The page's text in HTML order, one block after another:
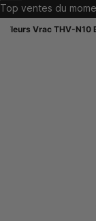
Top ventes du
Fleurs Vrac THV-